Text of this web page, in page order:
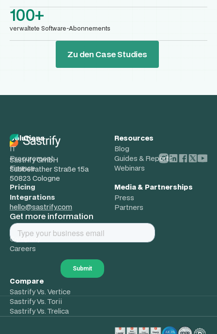
100+
verwaltete Software-Abonnements
Zu den Case Studies
Sastrify GmbH
Subbelrather Straße 15a
50823 Cologne
hello@sastrify.com
Get more information
Solutions
IT
Procurement
Finance
Pricing
Integrations
Media & Partnerships
Press
Partners
Resources
Blog
Guides & Reports
Webinars
About
Company
Careers
Compare
Sastrify Vs. Vertice
Sastrify Vs. Torii
Sastrify Vs. Trelica